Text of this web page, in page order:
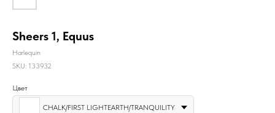
Sheers 1, Equus
Harlequin
SKU: 133932
Цвет
CHALK/FIRST LIGHTEARTH/TRANQUILITY